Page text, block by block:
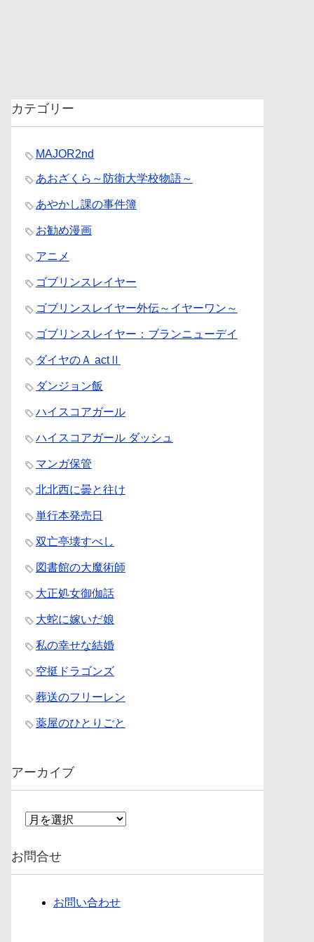
カテゴリー
MAJOR2nd
あおざくら～防衛大学校物語～
あやかし課の事件簿
お勧め漫画
アニメ
ゴブリンスレイヤー
ゴブリンスレイヤー外伝～イヤーワン～
ゴブリンスレイヤー：ブランニューデイ
ダイヤのＡ actⅡ
ダンジョン飯
ハイスコアガール
ハイスコアガール ダッシュ
マンガ保管
北北西に曇と往け
単行本発売日
双亡亭壊すべし
図書館の大魔術師
大正処女御伽話
大蛇に嫁いだ娘
私の幸せな結婚
空挺ドラゴンズ
葬送のフリーレン
薬屋のひとりごと
アーカイブ
ア
イ
ブ
お問合せ
お問い合わせ